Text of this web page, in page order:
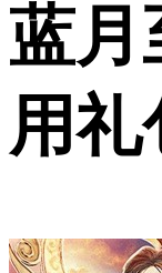
蓝月
用